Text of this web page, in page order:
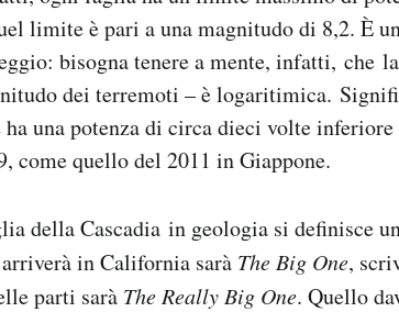
limite è pari a una magnitudo di 8,2. È
bisogna tenere a mente, infatti, che
dei terremoti – è logaritimica.
una potenza di circa dieci volte
come quello del 2011 in Giappone.
della Cascadia in geologia si definisce
in California sarà The Big One,
parti sarà The Really Big One. Quello